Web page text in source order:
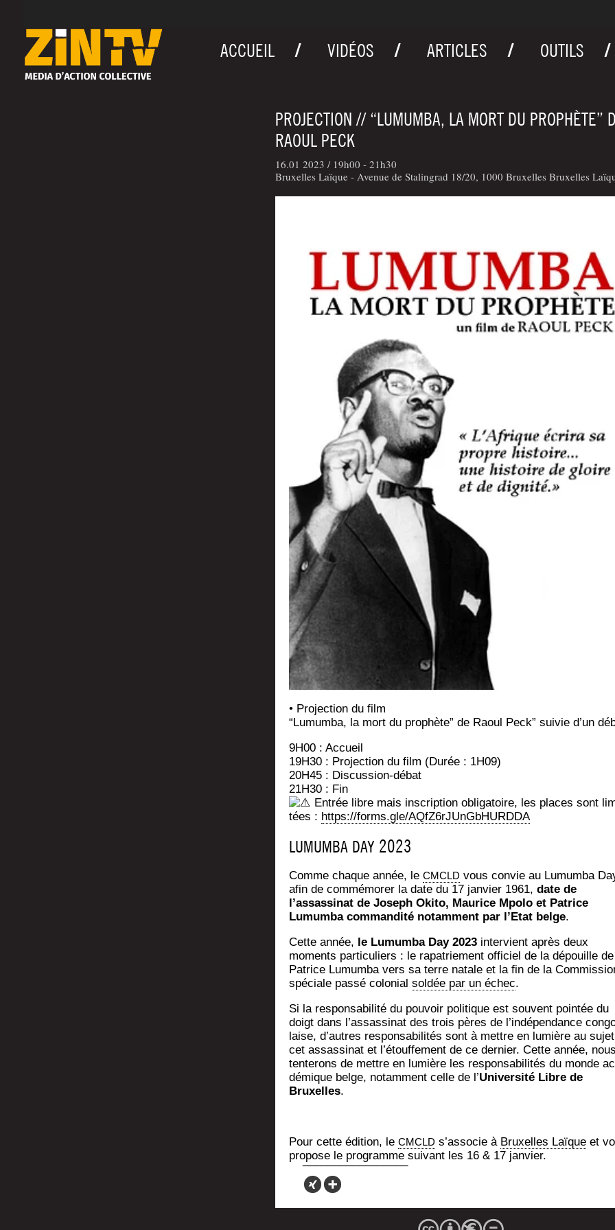
ACCUEIL VIDÉOS ARTICLES OUTILS
PROJECTION // “LUMUMBA, LA MORT DU PROPHÈTE”
RAOUL PECK
16.01 2023 / 19h00 - 21h30
Bruxelles Laïque - Avenue de Stalingrad 18/20, 1000 Bruxelles Bruxelles
• Pro­jec­tion du film
“Lumum­ba, la mort du pro­phète” de Raoul Peck” sui­vie d’un
9H00 : Accueil
19H30 : Pro­jec­tion du film (Durée : 1H09)
20H45 : Discussion-débat
21H30 : Fin
Entrée libre mais ins­crip­tion obli­ga­toire, les places sont
tées : https://forms.gle/AQfZ6rJUnGbHURDDA
LUMUMBA DAY 2023
Comme chaque année, le CMCLD vous convie au Lumum­ba
afin de com­mé­mo­rer la date du 17 jan­vier 1961, date de
l’assassinat de Joseph Oki­to, Mau­rice Mpo­lo et Patrice
Lumum­ba com­man­di­té notam­ment par l’Etat belge.
Cette année, le Lumum­ba Day 2023inter­vient après deux
moments par­ti­cu­liers : le rapa­trie­ment offi­ciel de la dépouille de
Patrice Lumum­ba vers sa terre natale et la fin de la
spé­ciale pas­sé colo­nial sol­dée par un échec.
Si la res­pon­sa­bi­li­té du pou­voir poli­tique est sou­vent poin­tée du
doigt dans l’assassinat des trois pères de l’indépendance
laise, d’autres res­pon­sa­bi­li­tés sont à mettre en lumière au
cet assas­si­nat et l’étouffement de ce der­nier. Cette année, nous
ten­te­rons de mettre en lumière les res­pon­sa­bi­li­tés du monde
dé­mique belge, notam­ment celle de l’Uni­ver­si­té Libre de
Bruxelles.
Pour cette édi­tion, le CMCLD s’associe à Bruxelles Laïqueet
pro­pose le pro­gramme sui­vant les 16 & 17 janvier.